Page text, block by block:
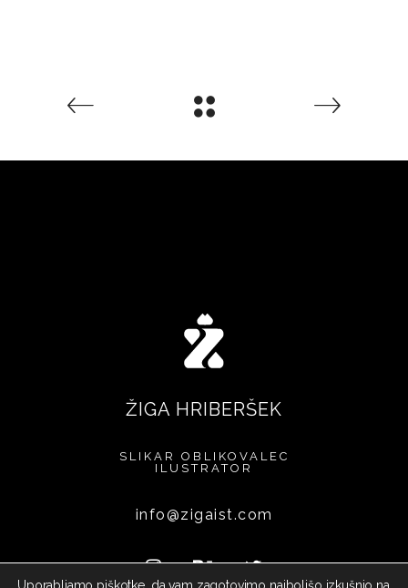
ŽIGA HRIBERŠEK
SLIKAR
OBLIKOVALEC
ILUSTRATOR
info@zigaist.com